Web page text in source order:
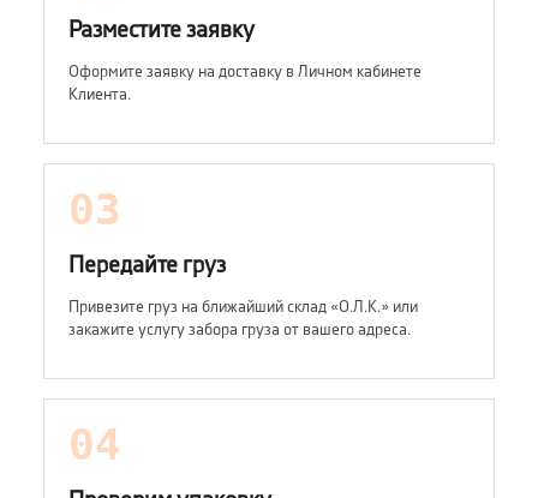
Разместите заявку
Оформите заявку на доставку в Личном кабинете
Клиента.
03
Передайте груз
Привезите груз на ближайший склад «О.Л.К.» или
закажите услугу забора груза от вашего адреса.
04